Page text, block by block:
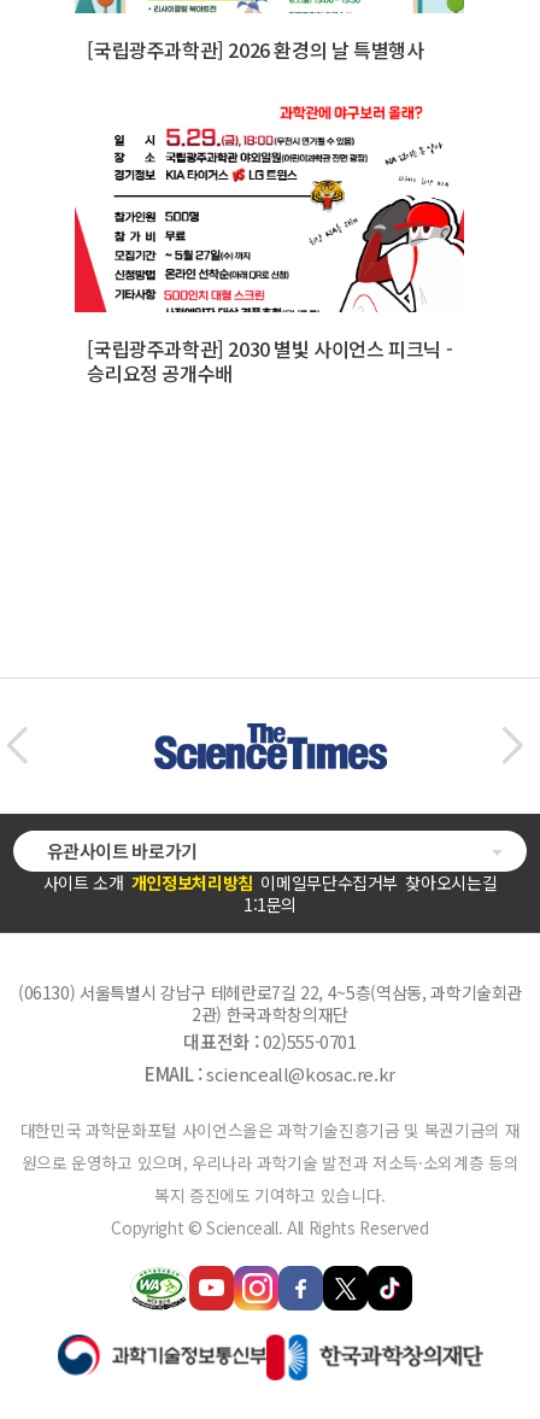
[국립광주과학관] 2026 환경의 날 특별행사
[국립광주과학관] 2030 별빛 사이언스 피크닉 -
승리요정 공개수배
사이트 소개 개인정보처리방침 이메일무단수집거부 찾아오시는길
1:1문의
유관사이트 바로가기
(06130) 서울특별시 강남구 테헤란로7길 22, 4~5층(역삼동, 과학기술회관
2관) 한국과학창의재단
대표전화 :02)555-0701
EMAIL :scienceall@kosac.re.kr
대한민국 과학문화포털 사이언스올은 과학기술진흥기금 및 복권기금의 재
원으로 운영하고 있으며, 우리나라 과학기술 발전과 저소득·소외계층 등의
복지 증진에도 기여하고 있습니다.
Copyright © Scienceall. All Rights Reserved